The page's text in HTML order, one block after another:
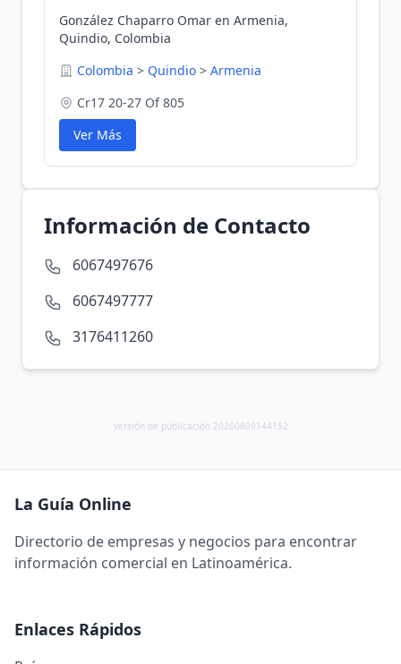
González Chaparro Omar en Armenia,
Quindio, Colombia
Colombia > Quindio > Armenia
Cr17 20-27 Of 805
Ver Más
Información de Contacto
6067497676
6067497777
3176411260
versión de publicación 20260809144152
La Guía Online
Directorio de empresas y negocios para encontrar
información comercial en Latinoamérica.
Enlaces Rápidos